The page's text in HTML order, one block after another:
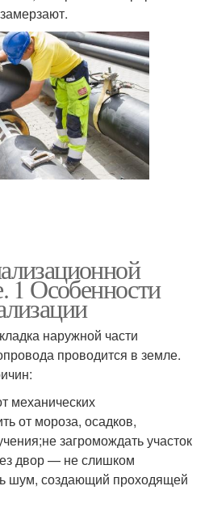
1 Особенности
наружной части
проводится в земле.
механических
от мороза, осадков,
загромождать участок
двор — не слишком
шум, создающий проходящей